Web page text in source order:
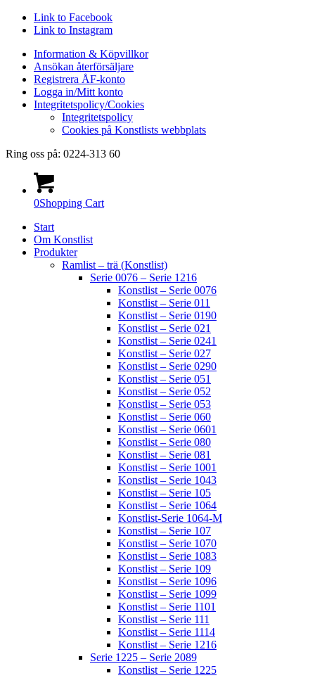
Link to Facebook
Link to Instagram
Information & Köpvillkor
Ansökan återförsäljare
Registrera ÅF-konto
Logga in/Mitt konto
Integritetspolicy/Cookies
Integritetspolicy
Cookies på Konstlists webbplats
Ring oss på: 0224-313 60
0Shopping Cart
Start
Om Konstlist
Produkter
Ramlist – trä (Konstlist)
Serie 0076 – Serie 1216
Konstlist – Serie 0076
Konstlist – Serie 011
Konstlist – Serie 0190
Konstlist – Serie 021
Konstlist – Serie 0241
Konstlist – Serie 027
Konstlist – Serie 0290
Konstlist – Serie 051
Konstlist – Serie 052
Konstlist – Serie 053
Konstlist – Serie 060
Konstlist – Serie 0601
Konstlist – Serie 080
Konstlist – Serie 081
Konstlist – Serie 1001
Konstlist – Serie 1043
Konstlist – Serie 105
Konstlist – Serie 1064
Konstlist-Serie 1064-M
Konstlist – Serie 107
Konstlist – Serie 1070
Konstlist – Serie 1083
Konstlist – Serie 109
Konstlist – Serie 1096
Konstlist – Serie 1099
Konstlist – Serie 1101
Konstlist – Serie 111
Konstlist – Serie 1114
Konstlist – Serie 1216
Serie 1225 – Serie 2089
Konstlist – Serie 1225